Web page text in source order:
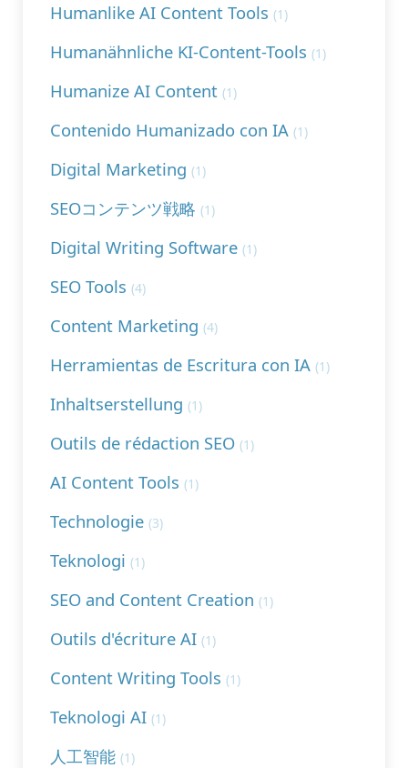
Humanlike AI Content Tools (1)
Humanähnliche KI-Content-Tools (1)
Humanize AI Content (1)
Contenido Humanizado con IA (1)
Digital Marketing (1)
SEOコンテンツ戦略 (1)
Digital Writing Software (1)
SEO Tools (4)
Content Marketing (4)
Herramientas de Escritura con IA (1)
Inhaltserstellung (1)
Outils de rédaction SEO (1)
AI Content Tools (1)
Technologie (3)
Teknologi (1)
SEO and Content Creation (1)
Outils d'écriture AI (1)
Content Writing Tools (1)
Teknologi AI (1)
人工智能 (1)